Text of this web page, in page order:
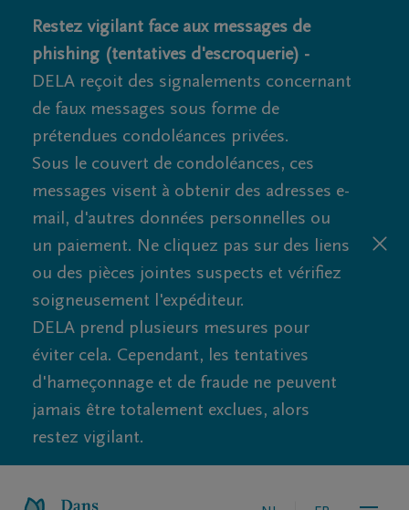
Restez vigilant face aux messages de
phishing (tentatives d'escroquerie) -
DELA reçoit des signalements concernant
de faux messages sous forme de
prétendues condoléances privées.
Sous le couvert de condoléances, ces
messages visent à obtenir des adresses e-
mail, d'autres données personnelles ou
un paiement. Ne cliquez pas sur des liens
ou des pièces jointes suspects et vérifiez
soigneusement l'expéditeur.
DELA prend plusieurs mesures pour
éviter cela. Cependant, les tentatives
d'hameçonnage et de fraude ne peuvent
jamais être totalement exclues, alors
restez vigilant.